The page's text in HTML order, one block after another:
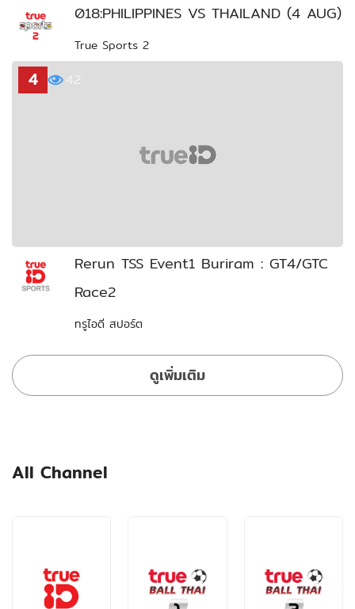
018:PHILIPPINES VS THAILAND (4 AUG)
True Sports 2
4
Rerun TSS Event1 Buriram : GT4/GTC
Race2
ทรูไอดี สปอร์ต
ดูเพิ่มเติม
All Channel